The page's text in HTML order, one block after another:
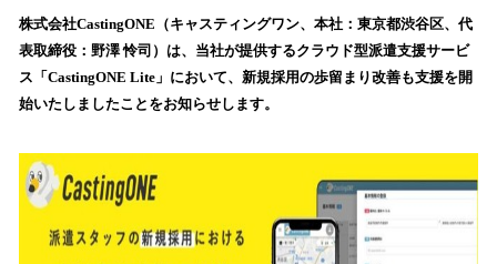
！
数
を
読
み
中
で
す
株式会社CastingONE（キャスティングワン、本社：東京都渋谷区、代
表取締役：野澤 怜司）は、当社が提供するクラウド型派遣支援サービ
ス「CastingONE Lite」において、新規採用の歩留まり改善も支援を開
始いたしましたことをお知らせします。